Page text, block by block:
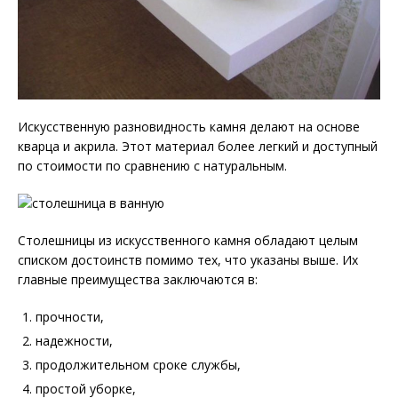
Искусственную разновидность камня делают на основе
кварца и акрила. Этот материал более легкий и доступный
по стоимости по сравнению с натуральным.
Столешницы из искусственного камня обладают целым
списком достоинств помимо тех, что указаны выше. Их
главные преимущества заключаются в:
прочности,
надежности,
продолжительном сроке службы,
простой уборке,